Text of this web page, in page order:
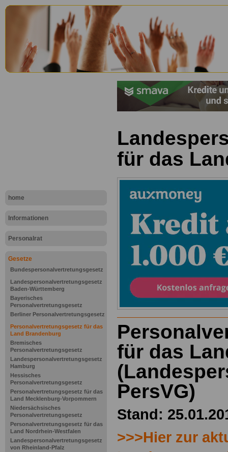
home
Informationen
Personalrat
Gesetze
Bundespersonalvertretungsgesetz
Landespersonalvertretungsgesetz
Baden-Württemberg
Bayerisches
Personalvertretungsgesetz
Berliner Personalvertretungsgesetz
Personalvertretungsgesetz für das
Land Brandenburg
Bremisches
Personalvertretungsgesetz
Landespersonalvertretungsgesetz
Hamburg
Hessisches
Personalvertretungsgesetz
Personalvertretungsgesetz für das
Land Mecklenburg-Vorpommern
Niedersächsisches
Personalvertretungsgesetz
Personalvertretungsgesetz für das
Land Nordrhein-Westfalen
Landespersonalvertretungsgesetz
von Rheinland-Pfalz
für das
für das
PersVG)
Stand:
>>>Hier zur